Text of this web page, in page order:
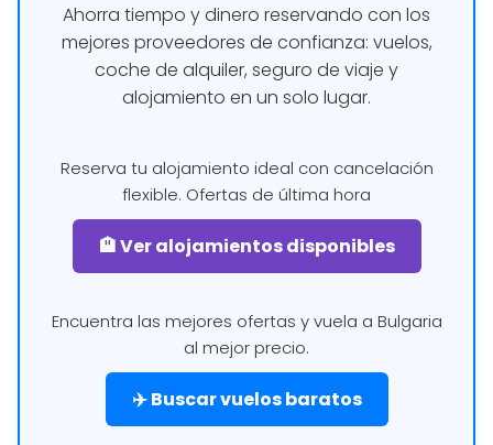
Ahorra tiempo y dinero reservando con los
mejores proveedores de confianza: vuelos,
coche de alquiler, seguro de viaje y
alojamiento en un solo lugar.
Reserva tu alojamiento ideal con cancelación
flexible. Ofertas de última hora
🏨 Ver alojamientos disponibles
Encuentra las mejores ofertas y vuela a Bulgaria
al mejor precio.
✈️ Buscar vuelos baratos